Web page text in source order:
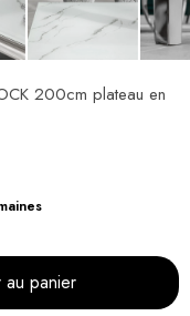
200cm plateau en
panier